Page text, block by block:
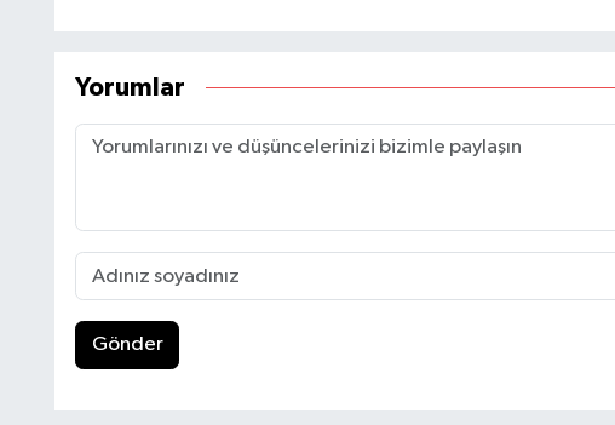
Yorumlar
Gönder